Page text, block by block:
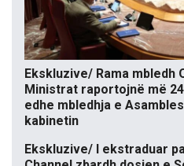
Ekskluzive/ Rama mbledh
Ministrat raportojnë më
edhe mbledhja e
kabinetin
Ekskluzive/ I ekstraduar